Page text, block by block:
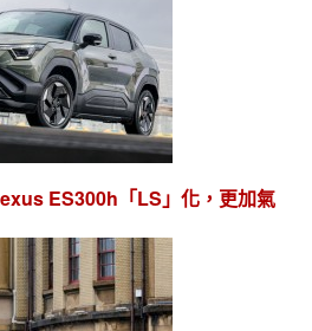
ES300h「LS」化，更加氣